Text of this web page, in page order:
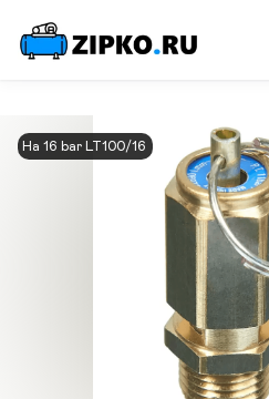
На 16 bar LT100/16